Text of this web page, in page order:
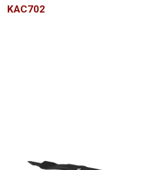
KAC702